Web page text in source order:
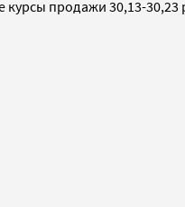
продажи 30,13-30,23